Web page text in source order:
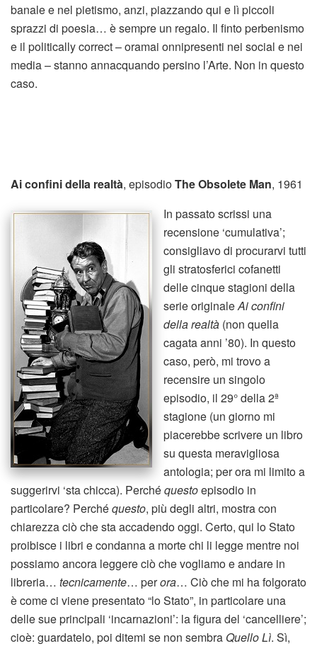
banale e nel pietismo, anzi, piazzando qui e lì piccoli
sprazzi di poesia… è sempre un regalo. Il finto perbenismo
e il politically correct – oramai onnipresenti nei social e nei
media – stanno annacquando persino l’Arte. Non in questo
caso.
Ai confini della realtà, episodioThe Obsolete Man, 1961
In passato scrissi una
recensione ‘cumulativa’;
consigliavo di procurarvi tutti
gli stratosferici cofanetti
delle cinque stagioni della
serie originaleAi confini
della realtà (non quella
cagata anni ’80). In questo
caso, però, mi trovo a
recensire un singolo
episodio, il 29° della 2ª
stagione (un giorno mi
piacerebbe scrivere un libro
su questa meravigliosa
antologia; per ora mi limito a
suggerirvi ‘sta chicca). Perchéquestoepisodio in
particolare? Perchéquesto, più degli altri, mostra con
chiarezza ciò che sta accadendo oggi. Certo, qui lo Stato
proibisce i libri e condanna a morte chi li legge mentre noi
possiamo ancora leggere ciò che vogliamo e andare in
libreria… tecnicamente… perora… Ciò che mi ha folgorato
è come ci viene presentato “lo Stato”, in particolare una
delle sue principali ‘incarnazioni’: la figura del ‘cancelliere’;
cioè: guardatelo, poi ditemi se non sembra Quello Lì. Sì,